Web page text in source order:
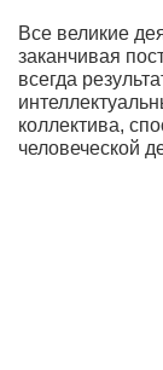
Все великие
заканчивая
всегда
коллектива,
человеческой